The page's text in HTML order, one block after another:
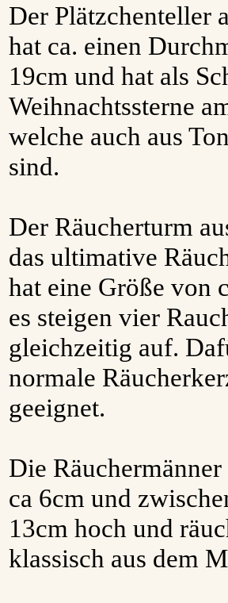
Der Plätzchenteller
hat ca. einen
19cm und hat als
Weihnachtssterne
welche auch aus
sind.
Der Räucherturm
das ultimative
hat eine Größe von
es steigen vier
gleichzeitig auf.
normale
geeignet.
Die
ca 6cm und
13cm hoch und
klassisch aus dem